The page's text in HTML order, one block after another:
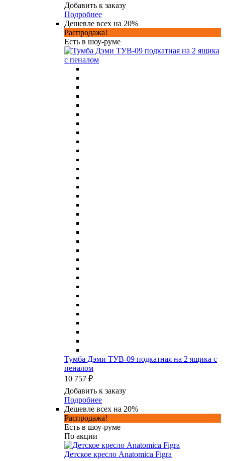
Добавить к заказу
Подробнее
Дешевле всех на 20%
Распродажа!
Есть в шоу-руме
Тумба Дэми ТУВ-09 подкатная на 2 ящика с
пеналом
10 757 ₽
Добавить к заказу
Подробнее
Дешевле всех на 20%
Распродажа!
Есть в шоу-руме
По акции
Детское кресло Anatomica Figra